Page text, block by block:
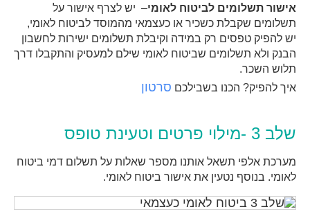
אישור תשלומים לביטוח לאומי– יש לצרף אישור על
תשלומים שקבלת כשכיר או כעצמאי מהמוסד לביטוח לאומי,
יש להפיק טפסים רק במידה וקיבלת תשלומים ישירות לחשבון
הבנק ולא תשלומים שביטוח לאומי שילם למעסיק והתקבלו דרך
תלוש השכר.
איך להפיק? הכנו בשבילכם סרטון
שלב 3 -מילוי פרטים וטעינת טופס
מערכת אלפי תשאל אותנו מספר שאלות על תשלום דמי ביטוח
לאומי. בנוסף נטעין את אישור ביטוח לאומי.